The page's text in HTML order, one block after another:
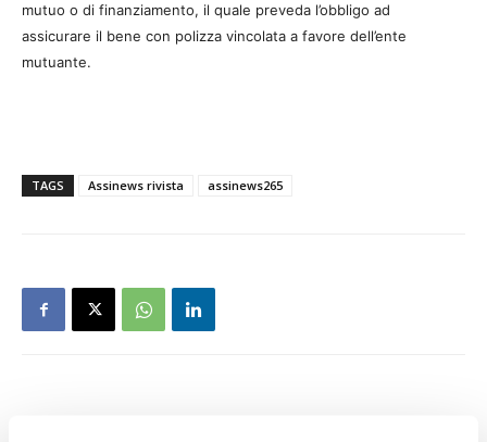
mutuo o di finanziamento, il quale preveda l’obbligo ad
assicurare il bene con polizza vincolata a favore dell’ente
mutuante.
TAGS Assinews rivista assinews265